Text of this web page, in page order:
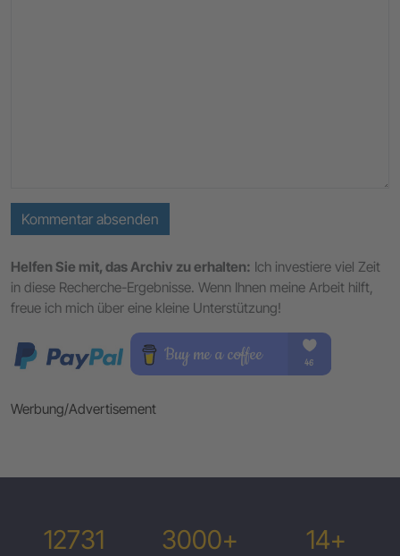
Kommentar absenden
Helfen Sie mit, das Archiv zu erhalten: Ich investiere viel Zeit
in diese Recherche-Ergebnisse. Wenn Ihnen meine Arbeit hilft,
freue ich mich über eine kleine Unterstützung!
Werbung/Advertisement
12731 3000+ 14+